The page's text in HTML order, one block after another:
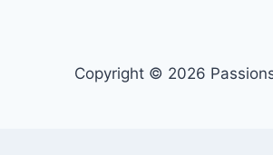
Copyright © 2026